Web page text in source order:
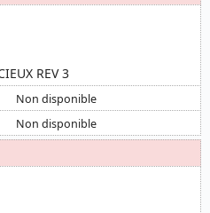
REV 3
Non disponible
Non disponible